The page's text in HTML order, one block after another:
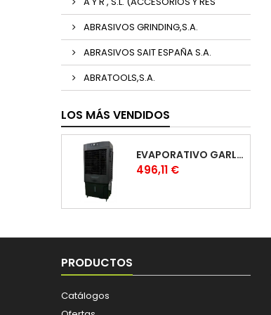
ABRASIVOS GRINDING,S.A.
ABRASIVOS SAIT ESPAÑA S.A.
ABRATOOLS,S.A.
LOS MÁS VENDIDOS
EVAPORATIVO GARLAND COOL 1530
Precio
496,11 €
PRODUCTOS
Catálogos